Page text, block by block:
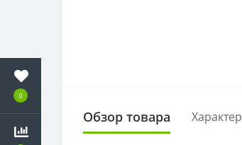
0
Обзор товара